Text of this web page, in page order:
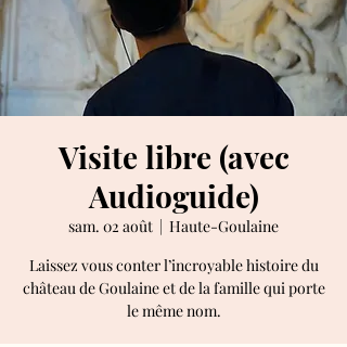
Visite libre (avec
Audioguide)
sam. 02 août
  |
Haute-Goulaine
Laissez vous conter l’incroyable histoire du
château de Goulaine et de la famille qui porte
le même nom.